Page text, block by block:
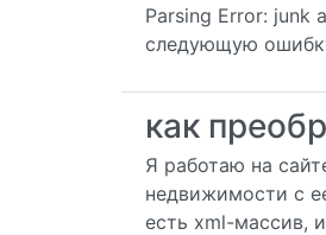
Parsing Error: junk
следующую
как
Я работаю на
недвижимости с
есть xml-массив,